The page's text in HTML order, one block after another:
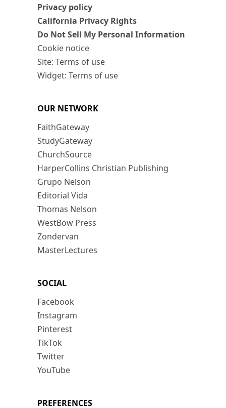
Privacy policy
California Privacy Rights
Do Not Sell My Personal Information
Cookie notice
Site: Terms of use
Widget: Terms of use
OUR NETWORK
FaithGateway
StudyGateway
ChurchSource
HarperCollins Christian Publishing
Grupo Nelson
Editorial Vida
Thomas Nelson
WestBow Press
Zondervan
MasterLectures
SOCIAL
Facebook
Instagram
Pinterest
TikTok
Twitter
YouTube
PREFERENCES